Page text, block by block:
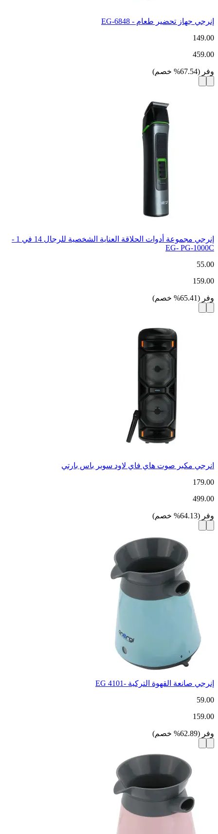
إنرجي جهاز تحضير طعام - EG-6848
149.00
459.00
وفر (
67.54
% خصم)
إنرجي مجموعة أدوات الحلاقة العناية الشخصية للرجال 14 في 1 -
EG- PG-1000C
55.00
159.00
وفر (
65.41
% خصم)
انرجي مكبر صوت هاي فاي لاود سوبر باس بارتي
179.00
499.00
وفر (
64.13
% خصم)
إنرجي صانعة القهوة التركية -4101 EG
59.00
159.00
وفر (
62.89
% خصم)